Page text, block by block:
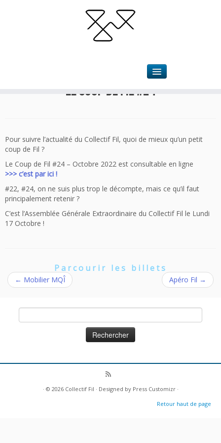
Le Coup de Fil #24
Pour suivre l’actualité du Collectif Fil, quoi de mieux qu’un petit
coup de Fil ?
Le Coup de Fil #24 – Octobre 2022 est consultable en ligne
>>> c’est par ici !
#22, #24, on ne suis plus trop le décompte, mais ce qu’il faut
principalement retenir ?
C’est l’Assemblée Générale Extraordinaire du Collectif Fil le Lundi
17 Octobre !
Parcourir les billets
← Mobilier MQÎ Apéro Fil →
Rechercher :
· © 2026 Collectif Fil · Designed by Press Customizr·
Retour haut de page